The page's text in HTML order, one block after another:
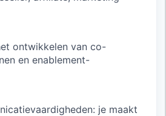
ontwikkelen van co-
en enablement-
je maakt